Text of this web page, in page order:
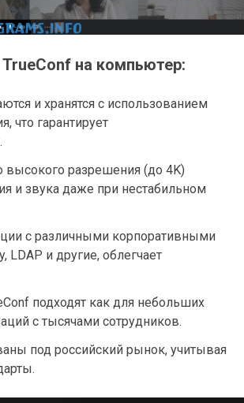
на компьютер:
и хранятся с использованием
что гарантирует
высокого разрешения (до 4K)
и звука даже при нестабильном
с различными корпоративными
и другие, облегчает
подходят как для небольших
с тысячами сотрудников.
под российский рынок, учитывая